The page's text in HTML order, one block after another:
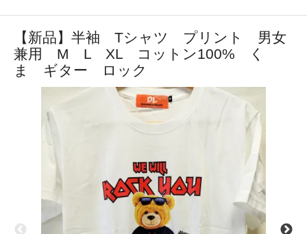
【新品】半袖 Tシャツ プリント 男女
兼用 M L XL コットン100% く
ま ギター ロック